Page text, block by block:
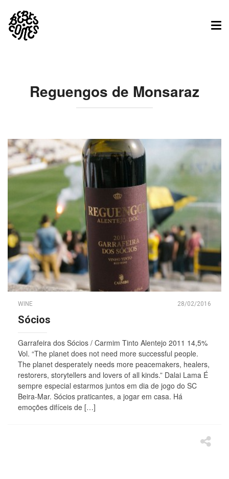
Reguengos de Monsaraz
WINE 28/02/2016
Sócios
Garrafeira dos Sócios / Carmim Tinto Alentejo 2011 14,5%
Vol. “The planet does not need more successful people.
The planet desperately needs more peacemakers, healers,
restorers, storytellers and lovers of all kinds.” Dalai Lama É
sempre especial estarmos juntos em dia de jogo do SC
Beira-Mar. Sócios praticantes, a jogar em casa. Há
emoções difíceis de […]